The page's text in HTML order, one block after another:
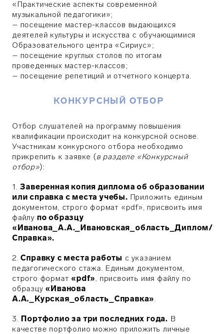
«Практические аспекты современной
музыкальной педагогики»;
– посещение мастер-классов выдающихся
деятелей культуры и искусства с обучающимися
Образовательного центра «Сириус»;
– посещение круглых столов по итогам
проведенных мастер-классов;
– посещение репетиций и отчетного концерта.
КОНКУРСНЫЙ ОТБОР
Отбор слушателей на программу повышения
квалификации происходит на конкурсной основе.
Участникам конкурсного отбора необходимо
прикрепить к заявке (в разделе «Конкурсный
отбор»):
1.Заверенная копия диплома об образовании
или справка с места учебы. Приложить единым
документом, строго формат «pdf», присвоить имя
файлу по образцу
«Иванова_А.А._Ивановская_область_Диплом/
Справка».
2. Справку с места работы с указанием
педагогического стажа. Единым документом,
строго формат «pdf», присвоить имя файлу по
образцу «Иванова
А.А._Курская_область_Справка».
3. Портфолио за три последних года. В
качестве портфолио можно приложить личные